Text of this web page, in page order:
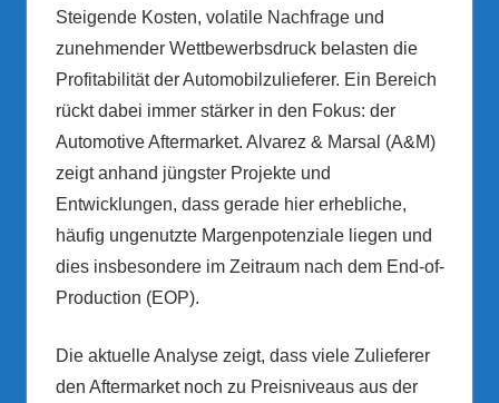
Steigende Kosten, volatile Nachfrage und
zunehmender Wettbewerbsdruck belasten die
Profitabilität der Automobilzulieferer. Ein Bereich
rückt dabei immer stärker in den Fokus: der
Automotive Aftermarket. Alvarez & Marsal (A&M)
zeigt anhand jüngster Projekte und
Entwicklungen, dass gerade hier erhebliche,
häufig ungenutzte Margenpotenziale liegen und
dies insbesondere im Zeitraum nach dem End-of-
Production (EOP).
Die aktuelle Analyse zeigt, dass viele Zulieferer
den Aftermarket noch zu Preisniveaus aus der